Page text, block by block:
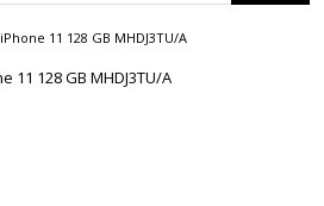
iPhone 11 128 GB MHDJ3TU/A